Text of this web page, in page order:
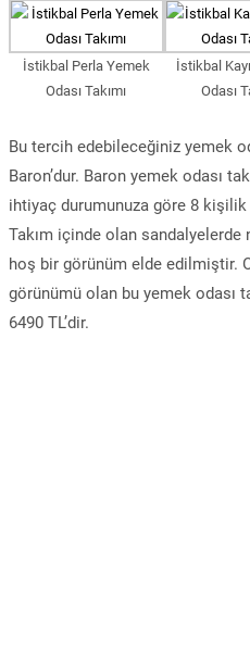
İstikbal Perla Yemek
Odası Takımı
İstikbal
Odası
Bu tercih edebileceğiniz yemek
Baron’dur. Baron yemek odası
ihtiyaç durumunuza göre 8
Takım içinde olan sandalyelerde
hoş bir görünüm elde edilmiştir.
görünümü olan bu yemek odası
6490 TL’dir.